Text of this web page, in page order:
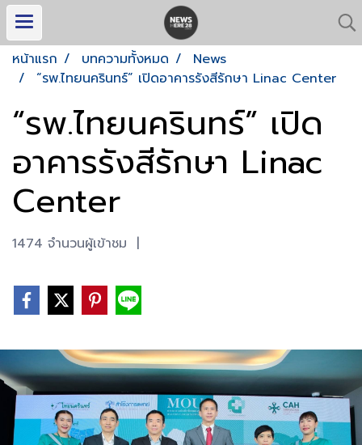
หน้าแรก บทความทั้งหมด
News
“รพ.ไทยนครินทร์” เปิดอาคารรังสีรักษา Linac Center
“รพ.ไทยนครินทร์” เปิด
อาคารรังสีรักษา Linac
Center
1474 จำนวนผู้เข้าชม |